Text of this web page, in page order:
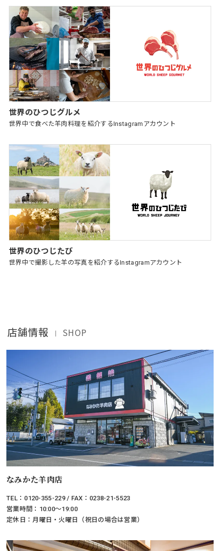
世界のひつじグルメ
世界中で食べた羊肉料理を紹介するInstagramアカウント
世界のひつじたび
世界中で撮影した羊の写真を紹介するInstagramアカウント
店舗情報 ｜ SHOP
なみかた羊肉店
TEL：0120-355-229 / FAX：0238-21-5523
営業時間：10:00～19:00
定休日：月曜日・火曜日（祝日の場合は営業）